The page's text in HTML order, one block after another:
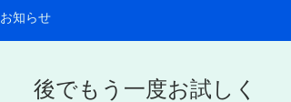
お知らせ
後でもう一度お試しく